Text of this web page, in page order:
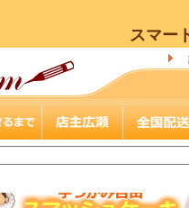
スマー